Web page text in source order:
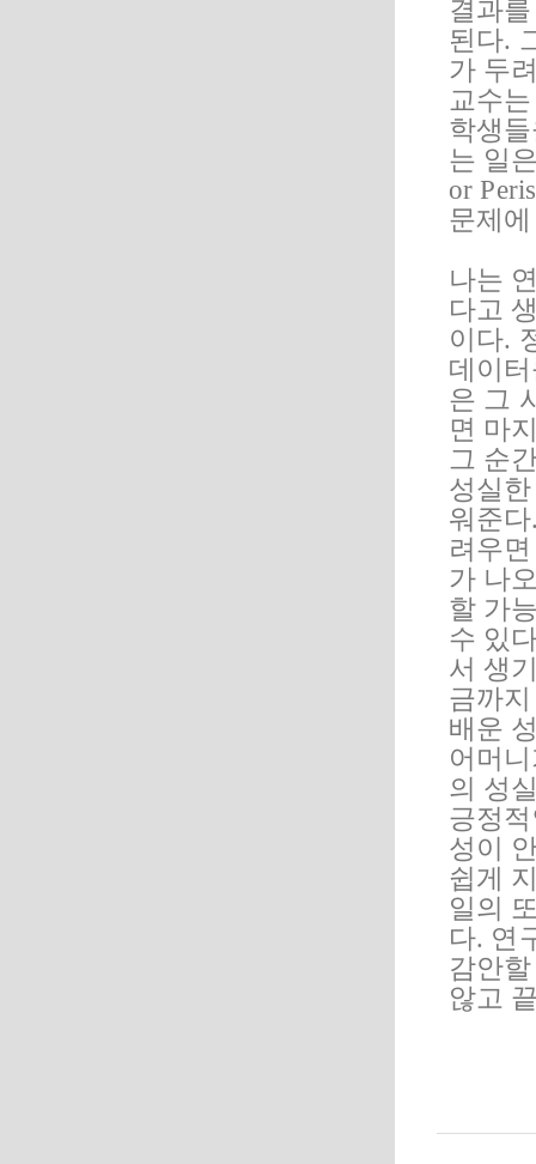
결과
된다.
가 두
교수
학생
는 일
or
문제
나는
다고
이다.
데이
은 그
면 마
그 순
성실
워준
려우
가 나
할 가
수 있
서 생
금까
배운
어머
의 성
긍정
성이
쉽게
일의
다. 연
감안
않고